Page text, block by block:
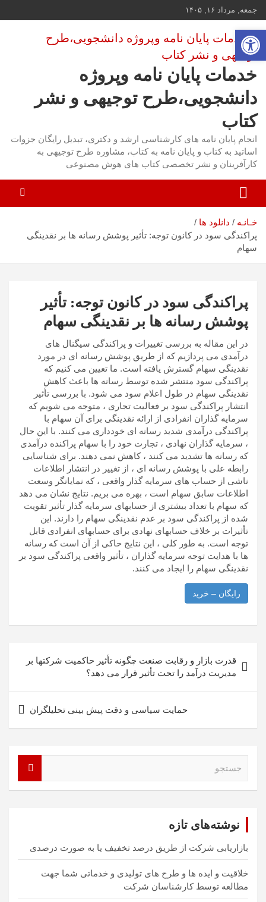
بروید
جمعه, مرداد ۱۶, ۱۴۰۵
خدمات پایان نامه وپروژه
دانشجویی،طرح توجیهی و نشر
کتاب
انجام پایان نامه های کارشناسی ارشد و دکتری، تبدیل رایگان جزوات
اساتید به کتاب و پایان نامه به کتاب، مشاوره طرح توجیهی به
کارآفرینان و نشر تخصصی کتاب های هوش مصنوعی
خـانـه دانلود ها
پراکندگی سود در کانون توجه: تأثیر پوشش رسانه ها بر نقدینگی
سهام
پراکندگی سود در کانون توجه: تأثیر
پوشش رسانه ها بر نقدینگی سهام
در این مقاله به بررسی تغییرات و پراکندگی سیگنال های
درآمدی می پردازیم که از طریق پوشش رسانه ای در مورد
نقدینگی سهام گسترش یافته است. ما تعیین می کنیم که
پراکندگی سود منتشر شده توسط رسانه ها باعث کاهش
نقدینگی سهام در طول اعلام سود می شود. با بررسی تأثیر
انتشار پراکندگی سود بر فعالیت تجاری ، متوجه می شویم که
سرمایه گذاران انفرادی از ارائه نقدینگی برای آن سهام با
پراکندگی درآمدی شدید رسانه ای خودداری می کنند. با این حال
، سرمایه گذاران نهادی ، تجارت خود را با سهام پراکنده درآمدی
که رسانه ها تشدید می کنند ، کاهش نمی دهند. برای شناسایی
رابطه علی با پوشش رسانه ای ، از تغییر در انتشار اطلاعات
ناشی از حساب های سرمایه گذار واقعی ، که نمایانگر وسعت
اطلاعات سابق سهام است ، بهره می بریم. نتایج نشان می دهد
که سهام با تعداد بیشتری از حسابهای سرمایه گذار تأثیر تقویت
شده از پراکندگی سود بر عدم نقدینگی سهام را دارند. این
تأثیرات بر خلاف حسابهای نهادی برای حسابهای انفرادی قابل
توجه است. به طور کلی ، این نتایج حاکی از آن است که رسانه
ها با هدایت توجه سرمایه گذاران ، تأثیر واقعی پراکندگی سود بر
نقدینگی سهام را ایجاد می کنند.
رایگان – خرید
نوشته
قدرت بازار و رقابت صنعت چگونه تأثیر حاکمیت شرکتها بر
مدیریت درآمد را تحت تأثیر قرار می دهد؟
حمایت سیاسی و دقت پیش بینی تحلیلگران
نوشته‌های تازه
بازاریابی شرکت از طریق درصد تخفیف یا به صورت درصدی
خلاقیت و ایده ها و طرح های تولیدی و خدماتی شما جهت
مطالعه توسط کارشناسان شرکت
باز کردن نوار ابزار